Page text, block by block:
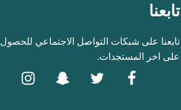
تابعنا
تابعنا على شبكات التواصل الاجتماعي للحصول
على اخر المستجدات.